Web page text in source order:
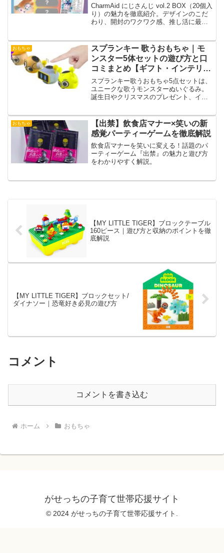
活に最適な理由まで解説
CharmAid にじさんじ vol.2 BOX（20個入
り）の魅力を徹底紹介。デザインのこだ
わり、開封のワクワク感、推し活に最適
おもちゃ
スプランキー 歌うおもちゃ｜モ
ンスター5体セットの遊び方と口
コミまとめ【ギフト・インテリア
に】
スプランキー歌うおもちゃ5点セットは、
ユニークな歌うモンスターぬいぐるみ。
誕生日やクリスマスのプレゼント、イン
おもちゃ
【出禁】飲食店マナー×笑いの新
感覚パーティーゲームを徹底解説
飲食店マナーを笑いに変える！話題のパ
ーティーゲーム『出禁』の魅力と遊び方
をわかりやすく解説。
【MY LITTLE TIGER】ブロックテーブル
160ピース｜遊び方と収納のポイントを徹
底解説
【MY LITTLE TIGER】ブロックセット/
ダイナソー｜恐竜好き必見の遊び方
コメント
コメントを書き込む
ホーム おもちゃ
がせっちの子育て世帯応援サイト
© 2024 がせっちの子育て世帯応援サイト.